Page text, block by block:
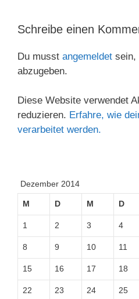
Schreibe einen
Du musst angemeldet sein,
abzugeben.
Diese Website verwendet
reduzieren. Erfahre, wie
verarbeitet werden.
Dezember 2014
M D M D
1 2 3 4
8 9 10 11
15 16 17 18
22 23 24 25